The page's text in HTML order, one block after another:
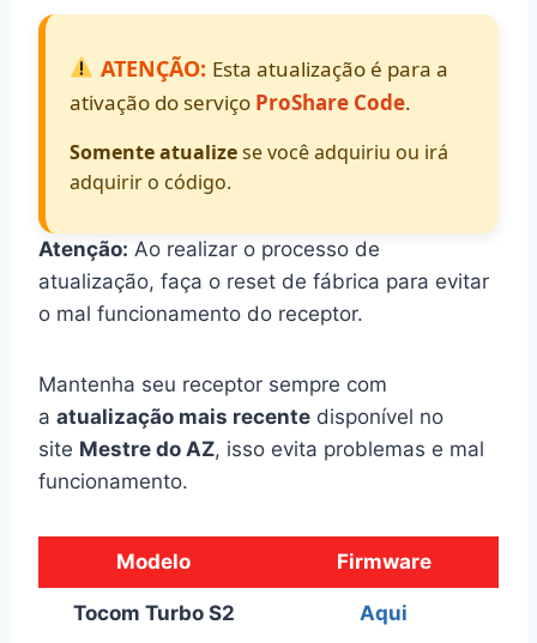
ATENÇÃO: Esta atualização é para a
ativação do serviço ProShare Code.
Somente atualizese você adquiriu ou irá
adquirir o código.
Atenção: Ao realizar o processo de
atualização, faça o reset de fábrica para evitar
o mal funcionamento do receptor.
Mantenha seu receptor sempre com
a atualização mais recente disponível no
site Mestre do AZ, isso evita problemas e mal
funcionamento.
Modelo Firmware
Tocom Turbo S2 Aqui